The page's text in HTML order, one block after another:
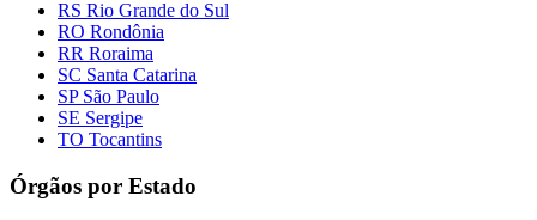
RS Rio Grande do Sul
RO Rondônia
RR Roraima
SC Santa Catarina
SP São Paulo
SE Sergipe
TO Tocantins
Órgãos por Estado